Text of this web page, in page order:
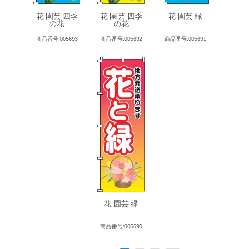
花 園芸 四季
の花
商品番号:005693
花 園芸 四季
の花
商品番号:005692
花 園芸 緑
商品番号:005691
花 園芸 緑
商品番号:005690